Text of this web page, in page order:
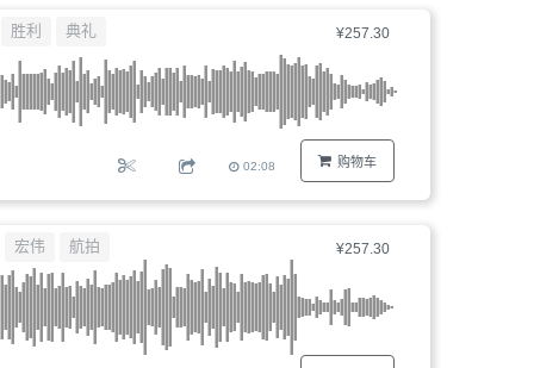
¥257.30
购物车
胜利 典礼
02:08
¥257.30
宏伟 航拍